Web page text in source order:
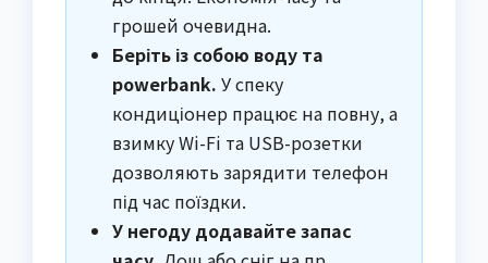
грошей очевидна.
Беріть із собою воду та
powerbank. У спеку
кондиціонер працює на повну, а
взимку Wi-Fi та USB-розетки
дозволяють зарядити телефон
під час поїздки.
У негоду додавайте запас